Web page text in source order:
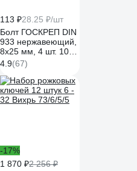
113 ₽28.25 ₽/шт
Болт ГОСКРЕП DIN
933 нержавеющий,
8х25 мм, 4 шт. 10-
0015280
4.9(67)
-17%
1 870 ₽2 256 ₽